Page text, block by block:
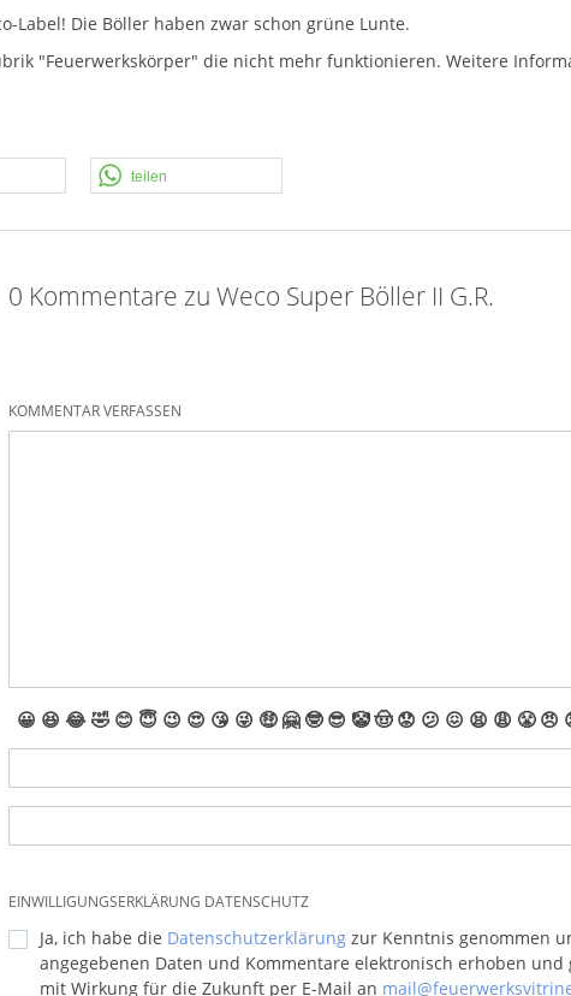
Label! Die Böller haben zwar schon grüne Lunte.
"Feuerwerkskörper" die nicht mehr funktionieren. Weitere
teilen
0 Kommentare zu Weco Super Böller II G.R.
KOMMENTAR VERFASSEN
😀 😆 😂🤣 😊 😇 😉 😍 😘 😜 🤑 🤗 🤓 😎 🤡🤠 😟 😕 😖 😫 😩 😤 😠
EINWILLIGUNGSERKLÄRUNG DATENSCHUTZ
Ja, ich habe die Datenschutzerklärungzur Kenntnis genommen
angegebenen Daten und Kommentare elektronisch erhoben
mit Wirkung für die Zukunft per E-Mail an